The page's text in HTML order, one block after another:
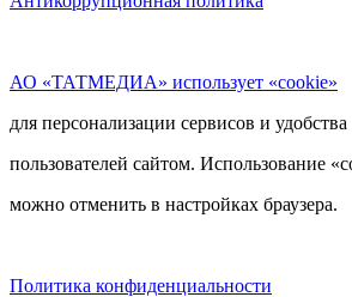
АО «ТАТМЕДИА» использует «cookie»
для персонализации сервисов и удобства
пользователей сайтом. Использование
можно отменить в настройках браузера.
Политика конфиденциальности